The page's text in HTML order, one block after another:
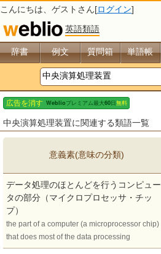
こんにちは、 ゲスト さん[ログイン]
英語類語
辞書 例文 質問箱 単語帳
中央演算処理装置に関連する類語一覧
意義素(意味の分類)
データ処理のほとんどを行うコンピュー
タの部分（マイクロプロセッサ・チッ
プ）
the part of a computer (a microprocessor chip)
that does most of the data processing